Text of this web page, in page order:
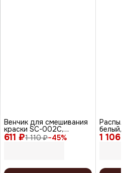
611 ₽1 110 ₽−45%
Венчик для смешивания
краски SC-002C,
серебристый 1 106
белый,